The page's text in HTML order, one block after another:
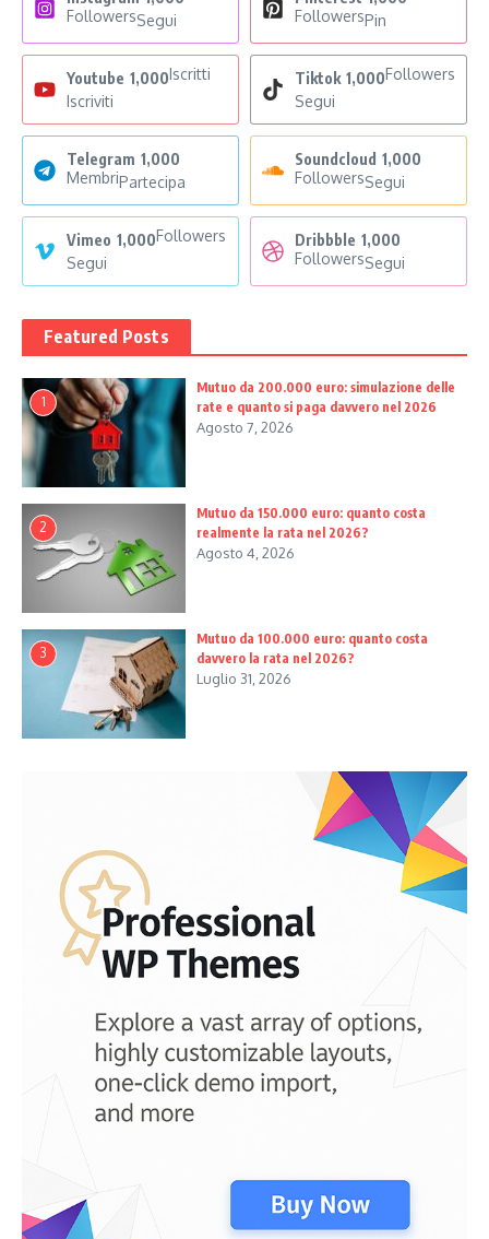
FollowersSegui
FollowersPin
Youtube 1,000Iscritti
Iscriviti
Tiktok 1,000Followers
Segui
Telegram 1,000
MembriPartecipa
Soundcloud 1,000
FollowersSegui
Vimeo 1,000Followers
Segui
Dribbble 1,000
FollowersSegui
Featured Posts
1
Mutuo da 200.000 euro: simulazione delle
rate e quanto si paga davvero nel 2026
Agosto 7, 2026
2
Mutuo da 150.000 euro: quanto costa
realmente la rata nel 2026?
Agosto 4, 2026
3
Mutuo da 100.000 euro: quanto costa
davvero la rata nel 2026?
Luglio 31, 2026